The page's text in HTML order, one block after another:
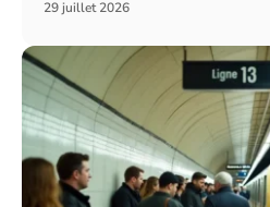
29 juillet 2026